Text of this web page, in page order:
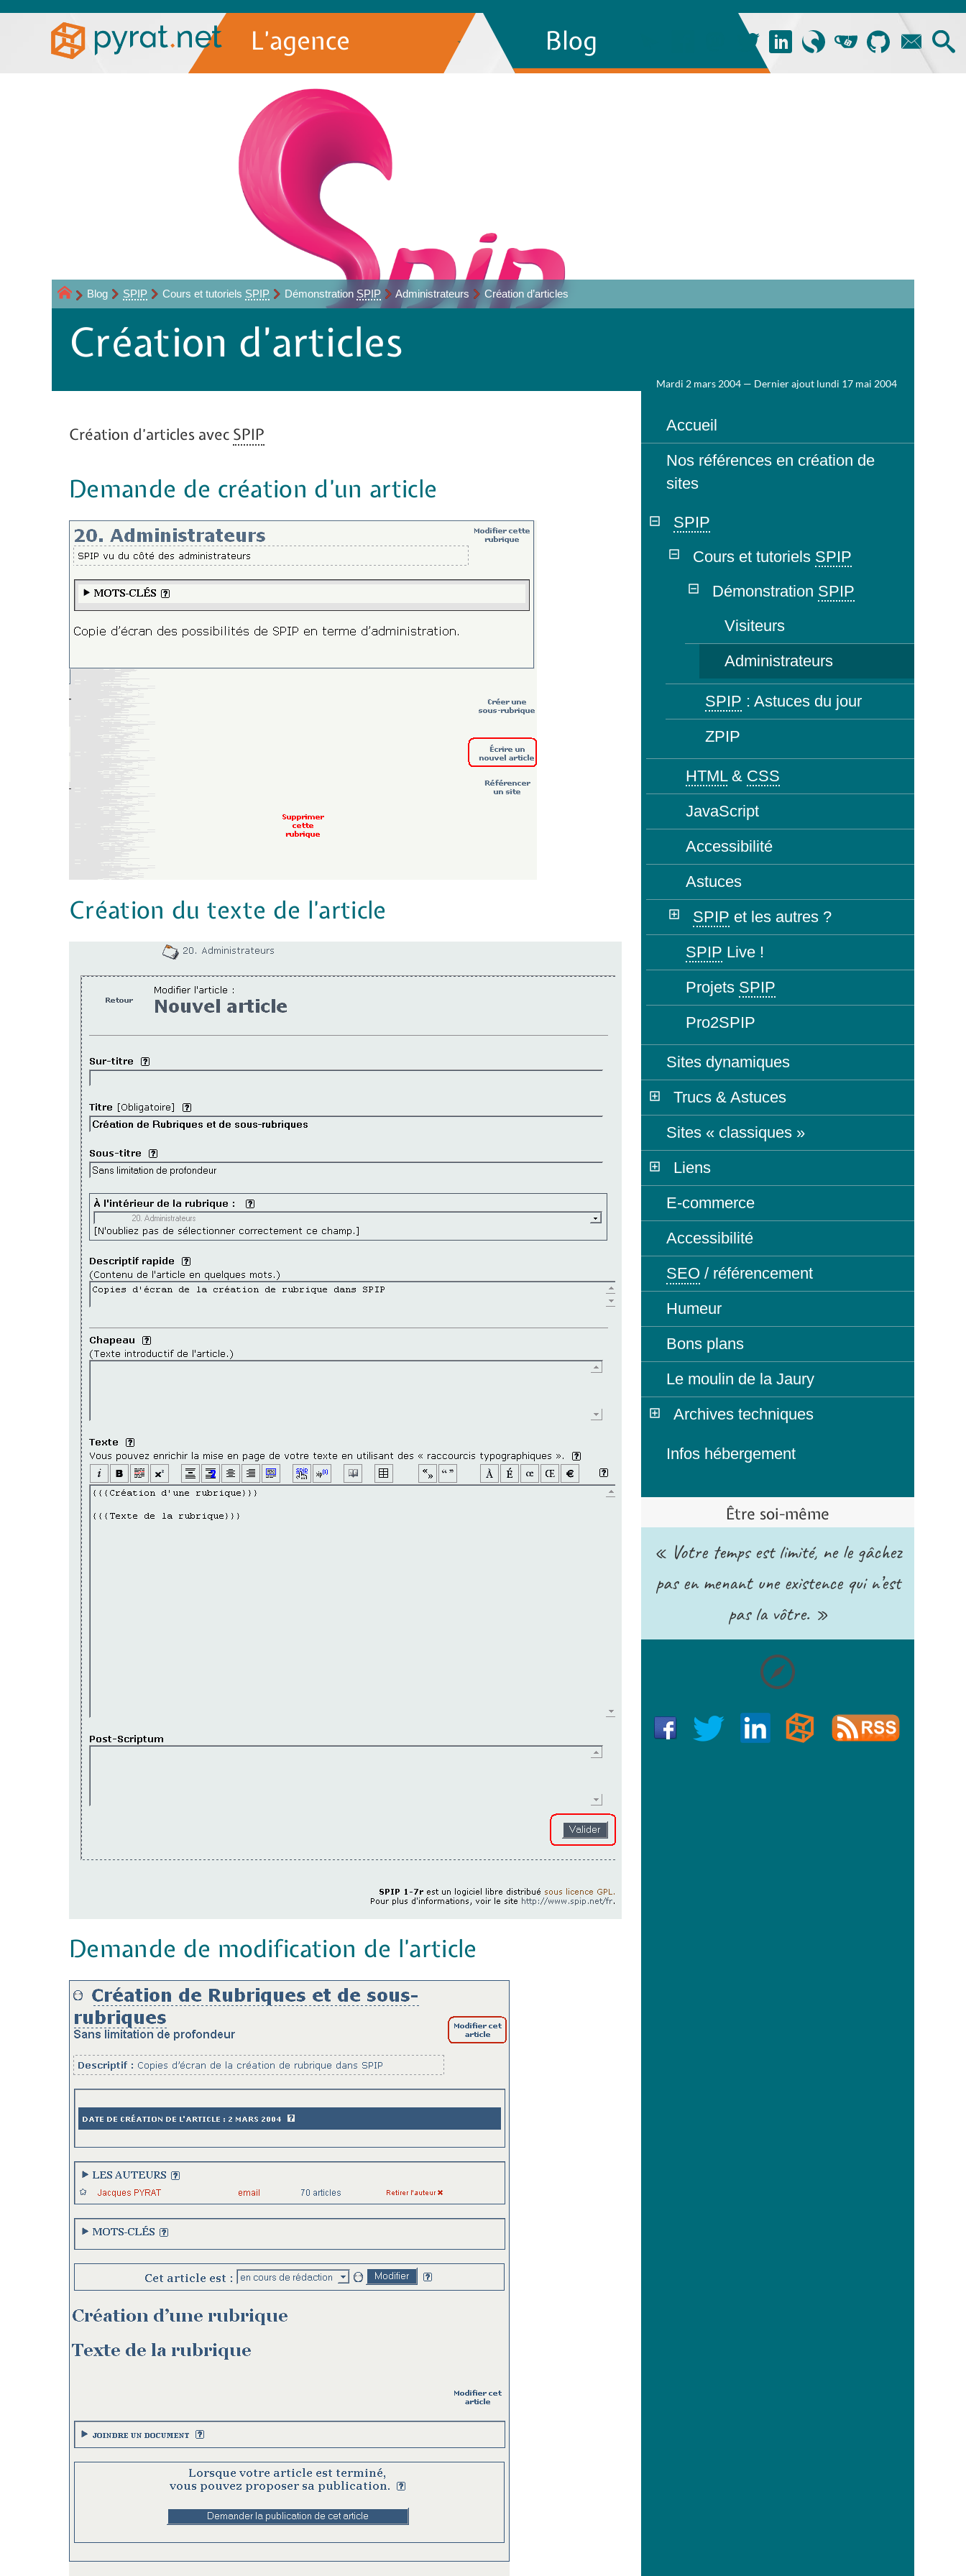
L’agence Blog
Blog SPIP Cours et tutoriels SPIP Démonstration SPIP Administrateurs Création d’articles
Création d’articles
Mardi 2 mars 2004 — Dernier ajout lundi 17 mai 2004
Création d’articles avec SPIP
Demande de création d’un article
Création du texte de l’article
Demande de modification de l’article
Accueil
Nos références en création de
sites
SPIP
Cours et tutoriels SPIP
Démonstration SPIP
Visiteurs
Administrateurs
SPIP : Astuces du jour
ZPIP
HTML& CSS
JavaScript
Accessibilité
Astuces
SPIP et les autres ?
SPIP Live !
Projets SPIP
Pro2SPIP
Sites dynamiques
Trucs & Astuces
Sites « classiques »
Liens
E-commerce
Accessibilité
SEO / référencement
Humeur
Bons plans
Le moulin de la Jaury
Archives techniques
Infos hébergement
Être soi-même
« Votre temps est limité, ne le gâchez
pas en menant une existence qui n’est
pas la vôtre. »